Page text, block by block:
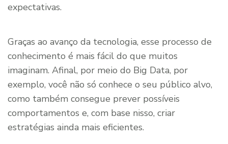
expectativas.
Graças ao avanço da tecnologia, esse processo de
conhecimento é mais fácil do que muitos
imaginam. Afinal, por meio do Big Data, por
exemplo, você não só conhece o seu público alvo,
como também consegue prever possíveis
comportamentos e, com base nisso, criar
estratégias ainda mais eficientes.